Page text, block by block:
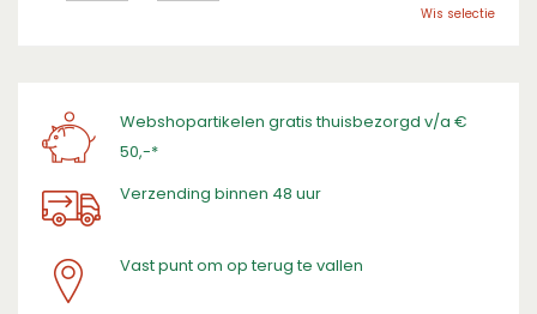
Wis selectie
Webshopartikelen gratis thuisbezorgd v/a €
50,-*
Verzending binnen 48 uur
Vast punt om op terug te vallen